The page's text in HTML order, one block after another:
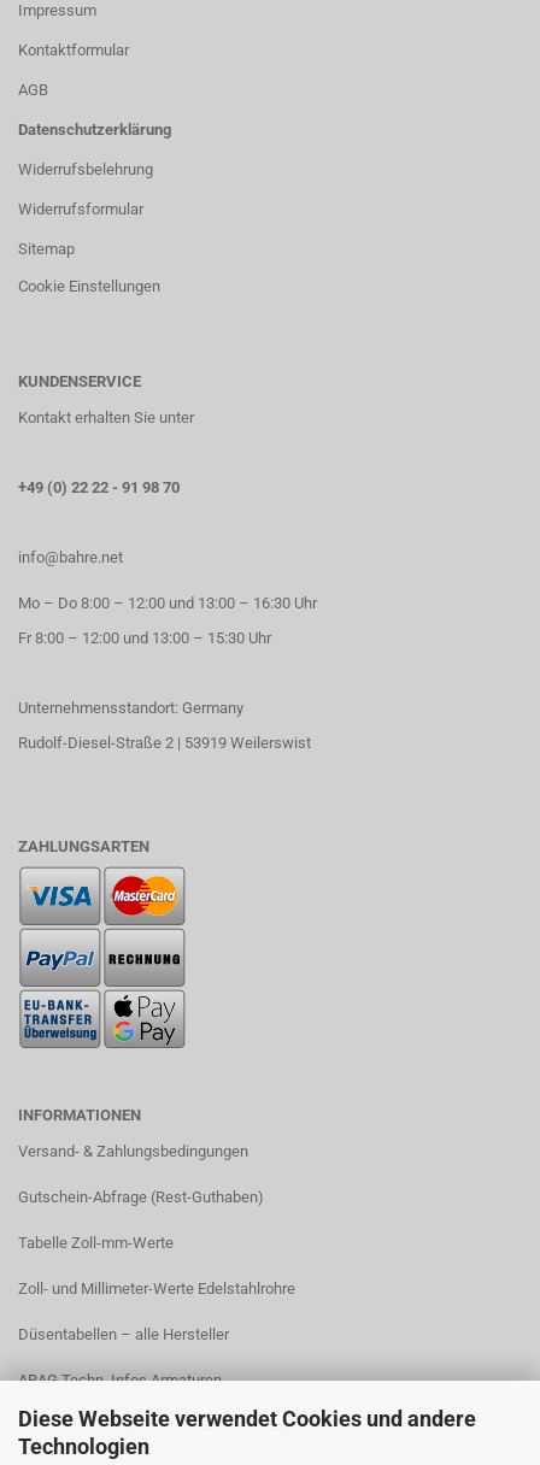
Diese Webseite verwendet Cookies und andere
Technologien
Impressum
Kontaktformular
AGB
Datenschutzerklärung
Widerrufsbelehrung
Widerrufsformular
Sitemap
Cookie Einstellungen
KUNDENSERVICE
Kontakt erhalten Sie unter
+49 (0) 22 22 - 91 98 70
info@bahre.net
Mo – Do 8:00 – 12:00 und 13:00 – 16:30 Uhr
Fr 8:00 – 12:00 und 13:00 – 15:30 Uhr
Unternehmensstandort: Germany
Rudolf-Diesel-Straße 2 | 53919 Weilerswist
ZAHLUNGSARTEN
INFORMATIONEN
Versand- & Zahlungsbedingungen​
Gutschein-Abfrage (Rest-Guthaben)
Tabelle Zoll-mm-Werte
Zoll- und Millimeter-Werte Edelstahlrohre
Düsentabellen – alle Hersteller
ARAG Techn. Infos Armaturen
ARAG Installation Gleichdruck-Armaturen